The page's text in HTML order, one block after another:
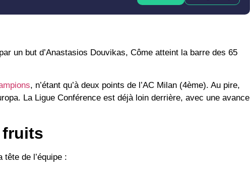
un but d’Anastasios Douvikas, Côme atteint la barre des 65
, n’étant qu’à deux points de l’AC Milan (4ème). Au pire,
. La Ligue Conférence est déjà loin derrière, avec une avance
fruits
de l’équipe :